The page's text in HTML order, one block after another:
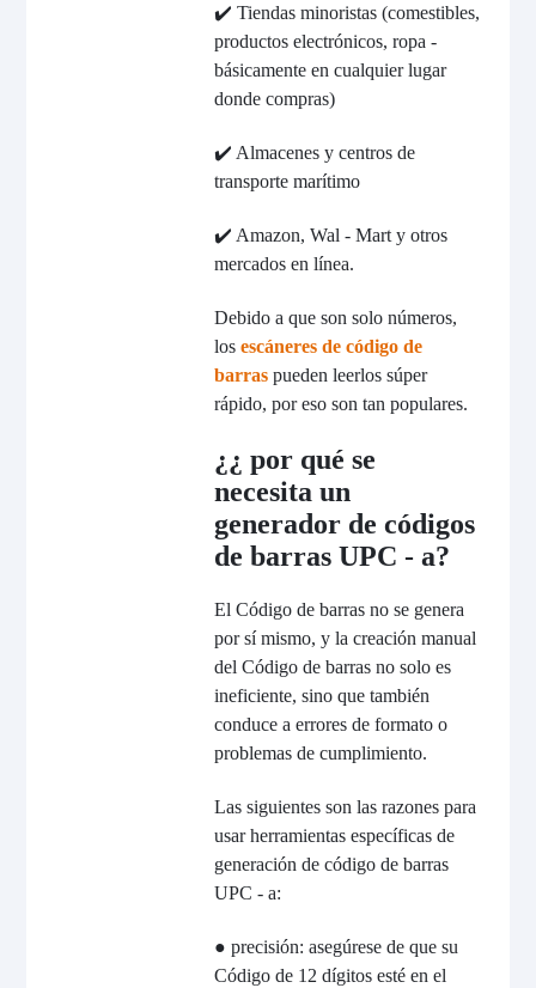
✔️ Tiendas minoristas (comestibles,
productos electrónicos, ropa -
básicamente en cualquier lugar
donde compras)
✔️ Almacenes y centros de
transporte marítimo
✔️ Amazon, Wal - Mart y otros
mercados en línea.
Debido a que son solo números,
los escáneres de código de
barraspueden leerlos súper
rápido, por eso son tan populares.
¿¿ por qué se
necesita un
generador de códigos
de barras UPC - a?
El Código de barras no se genera
por sí mismo, y la creación manual
del Código de barras no solo es
ineficiente, sino que también
conduce a errores de formato o
problemas de cumplimiento.
Las siguientes son las razones para
usar herramientas específicas de
generación de código de barras
UPC - a:
● precisión: asegúrese de que su
Código de 12 dígitos esté en el